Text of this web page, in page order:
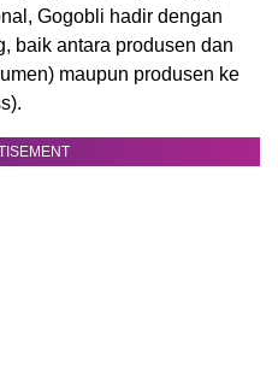
Gogobli hadir dengan
baik antara produsen dan
maupun produsen ke